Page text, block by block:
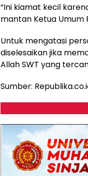
“Ini kiamat kecil
mantan Ketua Umum
Untuk mengatasi
diselesaikan jika
Allah SWT yang
Sumber: